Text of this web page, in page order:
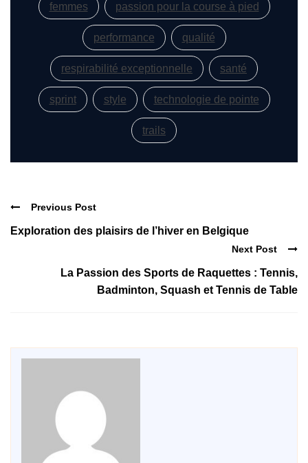
femmes passion pour la course à pied
performance qualité
respirabilité exceptionnelle santé
sprint style technologie de pointe
trails
Previous Post
Exploration des plaisirs de l’hiver en Belgique
Next Post
La Passion des Sports de Raquettes : Tennis,
Badminton, Squash et Tennis de Table